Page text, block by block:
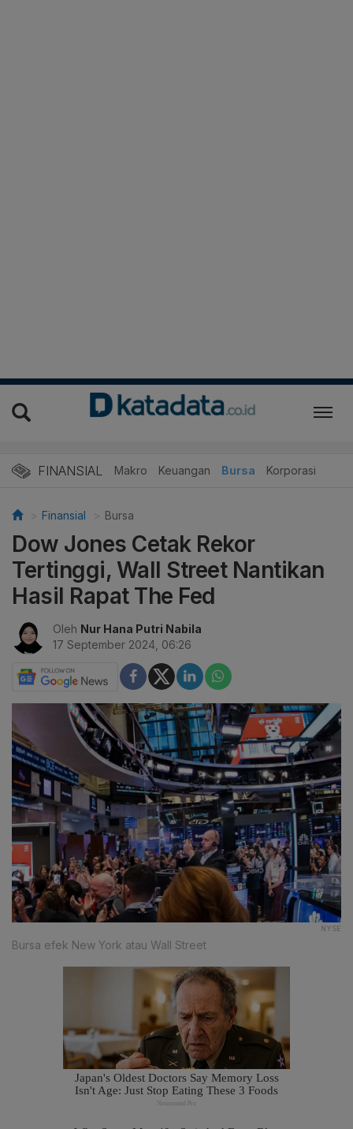
FINANSIAL Makro Keuangan Bursa Korporasi
Finansial Bursa
Dow Jones Cetak Rekor
Tertinggi, Wall Street Nantikan
Hasil Rapat The Fed
Oleh Nur Hana Putri Nabila
17 September 2024, 06:26
NYSE
Bursa efek New York atau Wall Street